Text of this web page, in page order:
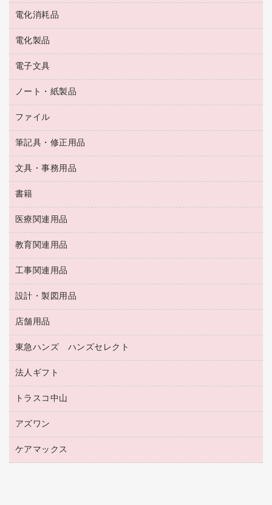
ペット用品
飲食用消耗品
ハンドソープ・石鹸
トイレ用品
トイレ用洗剤
ティッシュペーパー
ダストボックス
タオル・アメニティ用品
スリッパ・サンダル・シューズ
スポーツ・レジャー用品
ゴミ袋
キッチン用品
食品添加物製品
レーザーポインター
ラミネートフィルム
ラミネータ
タイムレコーダー
シュレッダ
ＯＨＰ用品
冷蔵庫・キッチン・調理家電
テレビ・ＡＶ機器
電化消耗品
電球・蛍光灯
乾電池・充電池
フィルム・カメラ用品
デスクライト
アルバム
電化製品
掃除機・クリーナー
空調・季節家電
その他電化製品
キッチン・調理家電
ＯＡタップ／延長コード
電子文具
電卓
ラベルテープ
その他電子文具
ノート・紙製品
封筒
粘着メモ
伝票
典礼用品
帳簿
額縁
各種用紙
ルーズリーフ
ファイル
名刺整理用品
板目表紙・綴込表紙
背幅が伸びるファイル
統一伝票用ファイル
収納保存用品
レターファイル
リングファイル
プレゼン用ファイル
ファイルボックス
パイプ式ファイル
その他ファイル
クリヤーホルダー
クリヤーブック（差替式）
クリヤーブック（固定式）
筆記具・修正用品
万年筆
筆ペン
消しゴム
修正液・修正ペン
修正テープ
鉛筆
マーキングペン（油性）
マーキングペン（水性）
ボールペン（油性）
ボールペン（ゲルインク）
シャープペンシル用替芯
文具・事務用品
輪ゴム
両面テープ
名札
保管・整理用品
壁面／足元収納
備品／小物ケース
透明テープ 事務用
電話台
針なしステープラー
紙めくり
裁断機
書籍
パソコンソフト
医療関連用品
保健用品
使い捨て手袋
感染症対策用品
介護用品
医療関連用品
教育関連用品
教育関連用品
工事関連用品
工事関連用品
屋外用品
設計・製図用品
設計・製図用品
店舗用品
店舗運営用品
陳列什器
紙手提げ袋
レジ・ポリ袋
ディスプレイ用品
カウンター／お会計用品
東急ハンズ ハンズセレクト
東急ハンズ
法人ギフト
高島屋
カウネットギフト
高島屋（食品・飲料）
カウネットギフト（食品・飲料）
トラスコ中山
建築・作業用品
アズワン
医療・介護用品（食品・飲料・食添製品）
ケアマックス